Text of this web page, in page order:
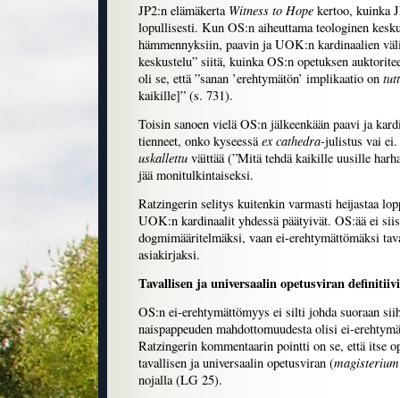
JP2:n elämäkerta Witness to Hope kertoo, kuinka
lopullisesti. Kun OS:n aiheuttama teologinen
hämmennyksiin, paavin ja UOK:n kardinaalien
keskustelu” siitä, kuinka OS:n opetuksen
oli se, että ”sanan ’erehtymätön’ implikaatio on
kaikille]” (s. 731).
Toisin sanoen vielä OS:n jälkeenkään paavi ja
tienneet, onko kyseessäex cathedra-julistus vai ei.
uskallettu väittää (”Mitä tehdä kaikille uusille
jää monitulkintaiseksi.
Ratzingerin selitys kuitenkin varmasti heijastaa
UOK:n kardinaalit yhdessä päätyivät. OS:ää ei
dogmimääritelmäksi, vaan ei-erehtymättömäksi
asiakirjaksi.
Tavallisen ja universaalin opetusviran
OS:n ei-erehtymättömyys ei silti johda suoraan
naispappeuden mahdottomuudesta olisi ei-
Ratzingerin kommentaarin pointti on se, että itse
tavallisen ja universaalin opetusviran (
nojalla (LG 25).